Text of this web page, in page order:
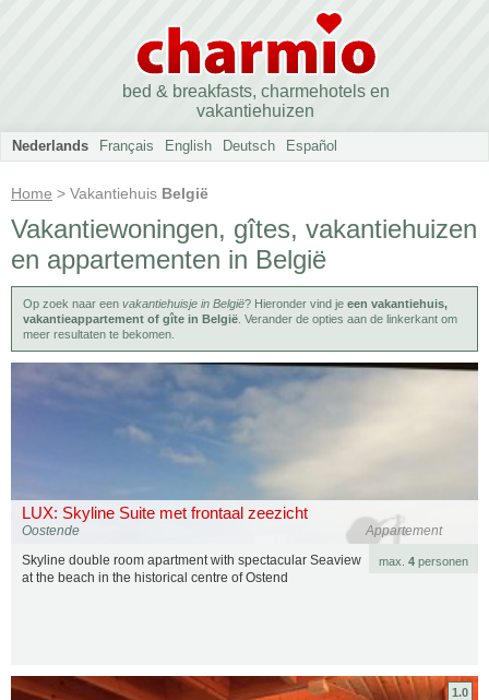
bed & breakfasts, charmehotels en
vakantiehuizen
Nederlands Français English Deutsch Español
Home > Vakantiehuis België
Vakantiewoningen, gîtes, vakantiehuizen
en appartementen in België
Op zoek naar een vakantiehuisje in België? Hieronder vind je een vakantiehuis,
vakantieappartement of gîte in België . Verander de opties aan de linkerkant om
meer resultaten te bekomen.
LUX: Skyline Suite met frontaal zeezicht
Appartement
Oostende
max. 4 personen
Skyline double room apartment with spectacular Seaview
at the beach in the historical centre of Ostend
1.0